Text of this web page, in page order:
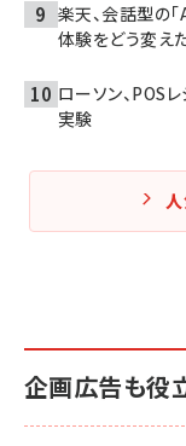
楽天、会話型の
体験をどう変え
ローソン、POS
実験
企画広告も役